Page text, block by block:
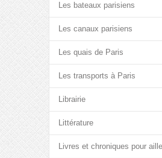
Les bateaux parisiens
Les canaux parisiens
Les quais de Paris
Les transports à Paris
Librairie
Littérature
Livres et chroniques pour